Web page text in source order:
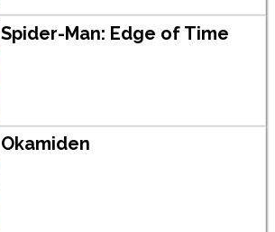
Spider-Man: Edge of Time
Okamiden